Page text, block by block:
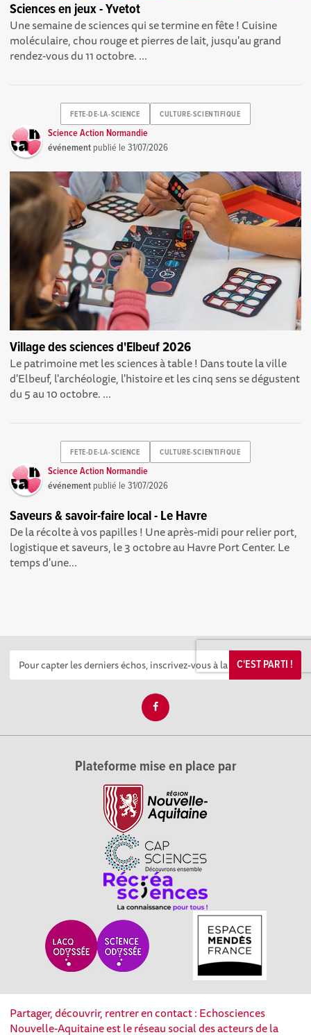
Sciences en jeux - Yvetot
Une semaine de sciences qui se termine en fête ! Cuisine
moléculaire, chou rouge et pierres de lait, jusqu'au grand
rendez-vous du 11 octobre. ...
FETE-DE-LA-SCIENCE CULTURE-SCIENTIFIQUE
Science Action Normandie
événement publié le31/07/2026
Village des sciences d'Elbeuf 2026
Le patrimoine met les sciences à table ! Dans toute la ville
d'Elbeuf, l'archéologie, l'histoire et les cinq sens se dégustent
du 5 au 10 octobre. ...
FETE-DE-LA-SCIENCE CULTURE-SCIENTIFIQUE
Science Action Normandie
événement publié le31/07/2026
Saveurs & savoir-faire local - Le Havre
De la récolte à vos papilles ! Une après-midi pour relier port,
logistique et saveurs, le 3 octobre au Havre Port Center. Le
temps d'une...
C'EST PARTI !
Plateforme mise en place par
Partager, découvrir, rentrer en contact : Echosciences
Nouvelle-Aquitaine est le réseau social des acteurs de la